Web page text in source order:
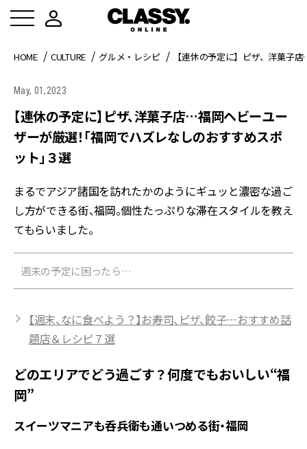
HOME CULTURE グルメ・レシピ 【連休の予定に】ピザ、洋菓子
May, 01,2023
【連休の予定に】ピザ、洋菓子店…福岡ヘビーユー
ザーが厳選！「福岡でハズレなしのおすすめスポ
ット」３選
まるでアジア諸国を訪れたかのようにギュッと濃密な過ご
し方ができる街、福岡。個性たっぷりな滞在スタイルを教え
てもらいました。
週末の予定に困ったら…
【週末、なに食べよう？】お寿司、ピザ、餃子…おすすめ話
題店＆レシピ７選
どのエリアでどう過ごす？何度でもおいしい“福
岡”
スイーツマニアも呑兵衛も通いつめる街・福岡